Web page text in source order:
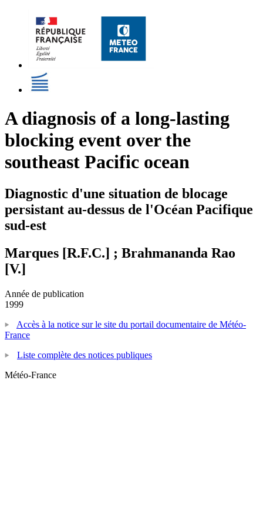
A diagnosis of a long-lasting
blocking event over the
southeast Pacific ocean
Diagnostic d'une situation de blocage
persistant au-dessus de l'Océan Pacifique
sud-est
Marques [R.F.C.] ; Brahmananda Rao
[V.]
Année de publication
1999
Accès à la notice sur le site du portail documentaire de Météo-
France
Liste complète des notices publiques
Météo-France